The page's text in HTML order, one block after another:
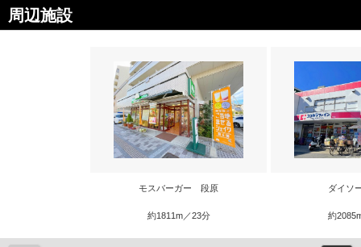
周辺施設
モスバーガー 段原
約1811m／23分
ダイソ
約